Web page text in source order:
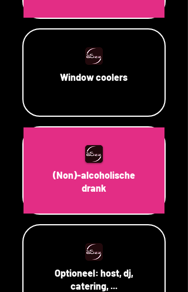
Window coolers
(Non)-alcoholische
drank
Optioneel: host, dj,
catering, ...